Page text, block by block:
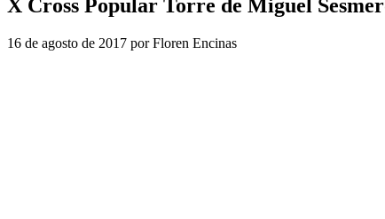
X Cross Popular Torre de Miguel
16 de agosto de 2017 por Floren Encinas